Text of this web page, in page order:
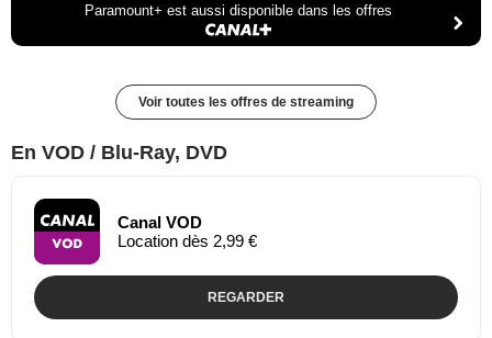
Paramount+ est aussi disponible dans les offres
Voir toutes les offres de streaming
En VOD / Blu-Ray, DVD
Canal VOD
Location dès 2,99 €
REGARDER